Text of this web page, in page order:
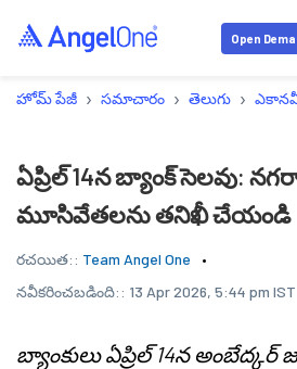
Open
హోమ్ పేజీ › సమాచారం › తెలుగు ›
ఏప్రిల్ 14న బ్యాంక్ సెలవు:
మూసివేతలను తనిఖీ చేయండి
రచయిత:: Team Angel One
నవీకరించబడింది:: 13 Apr 2026, 5:44 pm IST
బ్యాంకులు ఏప్రిల్ 14న